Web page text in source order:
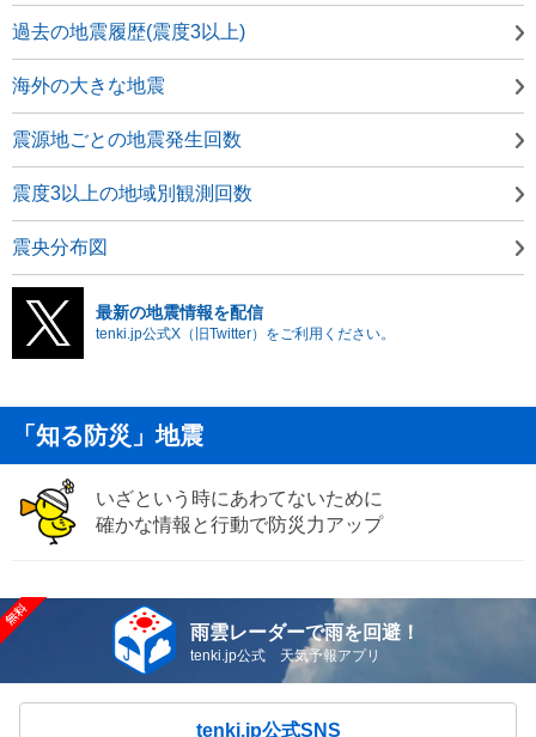
過去の地震履歴(震度3以上)
海外の大きな地震
震源地ごとの地震発生回数
震度3以上の地域別観測回数
震央分布図
最新の地震情報を配信
tenki.jp公式X（旧Twitter）をご利用ください。
「知る防災」地震
いざという時にあわてないために
確かな情報と行動で防災力アップ
雨雲レーダーで雨を回避！
tenki.jp公式 天気予報アプリ
tenki.jp公式SNS